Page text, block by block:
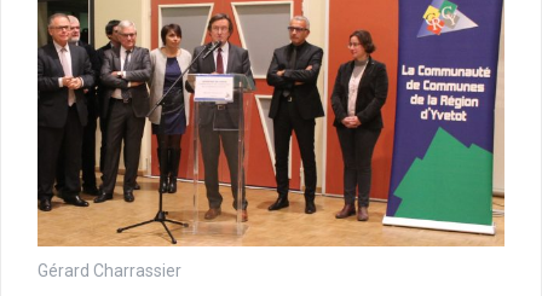
Gérard Charrassier